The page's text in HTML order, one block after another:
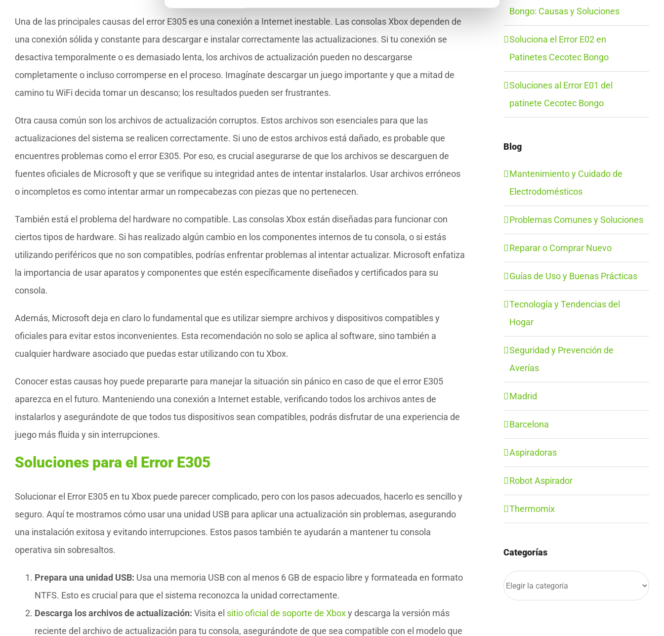
Una de las principales causas del error E305 es una conexión a Internet inestable. Las consolas Xbox dependen de
una conexión sólida y constante para descargar e instalar correctamente las actualizaciones. Si tu conexión se
desactiva temporalmente o es demasiado lenta, los archivos de actualización pueden no descargarse
completamente o incluso corromperse en el proceso. Imagínate descargar un juego importante y que a mitad de
camino tu WiFi decida tomar un descanso; los resultados pueden ser frustrantes.
Otra causa común son los archivos de actualización corruptos. Estos archivos son esenciales para que las
actualizaciones del sistema se realicen correctamente. Si uno de estos archivos está dañado, es probable que
encuentres problemas como el error E305. Por eso, es crucial asegurarse de que los archivos se descarguen de
fuentes oficiales de Microsoft y que se verifique su integridad antes de intentar instalarlos. Usar archivos erróneos
o incompletos es como intentar armar un rompecabezas con piezas que no pertenecen.
También está el problema del hardware no compatible. Las consolas Xbox están diseñadas para funcionar con
ciertos tipos de hardware. Si has realizado algún cambio en los componentes internos de tu consola, o si estás
utilizando periféricos que no son compatibles, podrías enfrentar problemas al intentar actualizar. Microsoft enfatiza
la importancia de usar aparatos y componentes que estén específicamente diseñados y certificados para su
consola.
Además, Microsoft deja en claro lo fundamental que es utilizar siempre archivos y dispositivos compatibles y
oficiales para evitar estos inconvenientes. Esta recomendación no solo se aplica al software, sino también a
cualquier hardware asociado que puedas estar utilizando con tu Xbox.
Conocer estas causas hoy puede prepararte para manejar la situación sin pánico en caso de que el error E305
aparezca en el futuro. Manteniendo una conexión a Internet estable, verificando todos los archivos antes de
instalarlos y asegurándote de que todos tus dispositivos sean compatibles, podrás disfrutar de una experiencia de
juego más fluida y sin interrupciones.
Soluciones para el Error E305
Solucionar el Error E305 en tu Xbox puede parecer complicado, pero con los pasos adecuados, hacerlo es sencillo y
seguro. Aquí te mostramos cómo usar una unidad USB para aplicar una actualización sin problemas, asegurando
una instalación exitosa y evitando interrupciones. Estos pasos también te ayudarán a mantener tu consola
operativa sin sobresaltos.
Prepara una unidad USB: Usa una memoria USB con al menos 6 GB de espacio libre y formateada en formato
NTFS. Esto es crucial para que el sistema reconozca la unidad correctamente.
Descarga los archivos de actualización: Visita el sitio oficial de soporte de Xboxy descarga la versión más
reciente del archivo de actualización para tu consola, asegurándote de que sea compatible con el modelo que
Bongo: Causas y Soluciones
Soluciona el Error E02 en
Patinetes Cecotec Bongo
Soluciones al Error E01 del
patinete Cecotec Bongo
Blog
Mantenimiento y Cuidado de
Electrodomésticos
Problemas Comunes y Soluciones
Reparar o Comprar Nuevo
Guías de Uso y Buenas Prácticas
Tecnología y Tendencias del
Hogar
Seguridad y Prevención de
Averías
Madrid
Barcelona
Aspiradoras
Robot Aspirador
Thermomix
Categorías
Categorías